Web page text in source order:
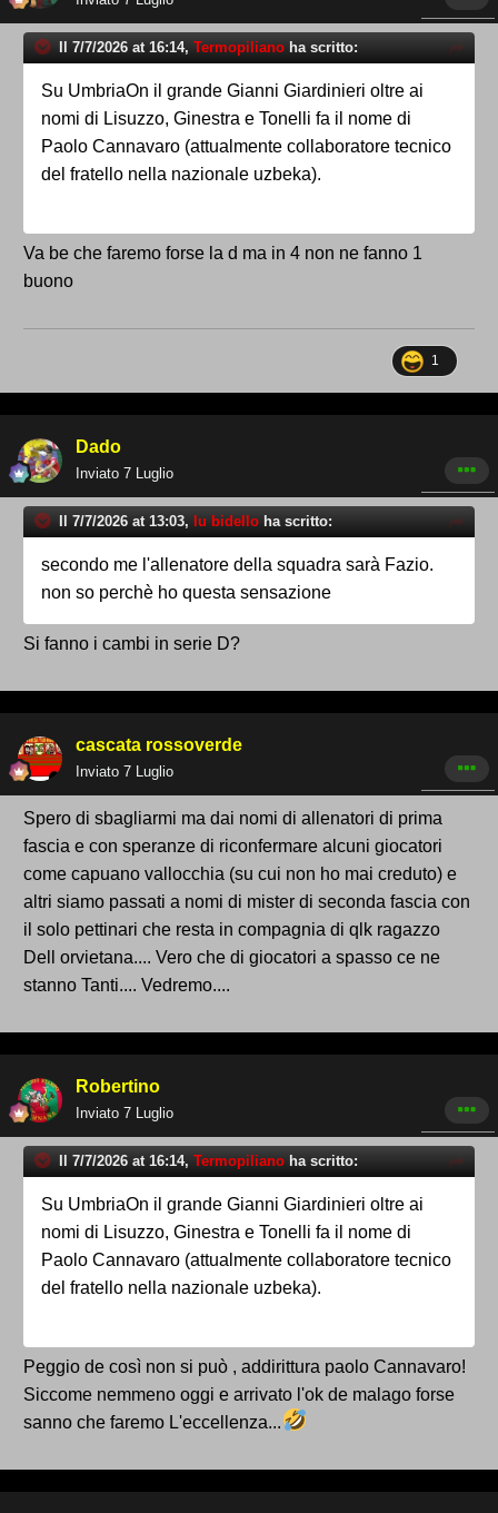
Il 7/7/2026 at 16:14, Termopiliano ha scritto:
Su UmbriaOn il grande Gianni Giardinieri oltre ai
nomi di Lisuzzo, Ginestra e Tonelli fa il nome di
Paolo Cannavaro (attualmente collaboratore tecnico
del fratello nella nazionale uzbeka).
Va be che faremo forse la d ma in 4 non ne fanno 1
buono
1
Dado
Inviato 7 Luglio
Il 7/7/2026 at 13:03, lu bidello ha scritto:
secondo me l'allenatore della squadra sarà Fazio.
non so perchè ho questa sensazione
Si fanno i cambi in serie D?
cascata rossoverde
Inviato 7 Luglio
Spero di sbagliarmi ma dai nomi di allenatori di prima
fascia e con speranze di riconfermare alcuni giocatori
come capuano vallocchia (su cui non ho mai creduto) e
altri siamo passati a nomi di mister di seconda fascia con
il solo pettinari che resta in compagnia di qlk ragazzo
Dell orvietana.... Vero che di giocatori a spasso ce ne
stanno Tanti.... Vedremo....
Robertino
Inviato 7 Luglio
Il 7/7/2026 at 16:14, Termopiliano ha scritto:
Su UmbriaOn il grande Gianni Giardinieri oltre ai
nomi di Lisuzzo, Ginestra e Tonelli fa il nome di
Paolo Cannavaro (attualmente collaboratore tecnico
del fratello nella nazionale uzbeka).
Peggio de così non si può , addirittura paolo Cannavaro!
Siccome nemmeno oggi e arrivato l'ok de malago forse
sanno che faremo L'eccellenza...